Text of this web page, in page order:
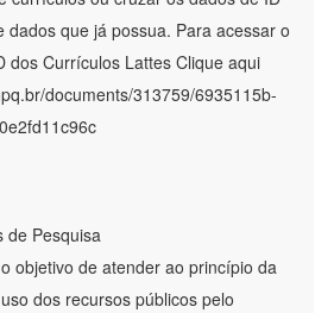
dados que já possua. Para acessar o
dos Currículos Lattes Clique aqui
documents/313759/6935115b-
de Pesquisa
objetivo de atender ao princípio da
dos recursos públicos pelo